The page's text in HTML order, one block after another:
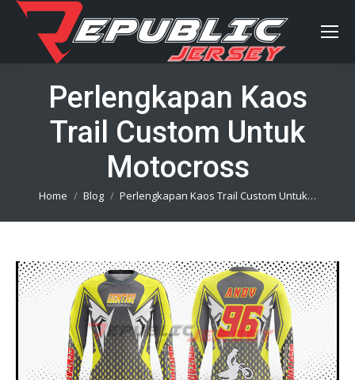
Perlengkapan Kaos
Trail Custom Untuk
Motocross
You are here:
Home Blog Perlengkapan Kaos Trail Custom Untuk…